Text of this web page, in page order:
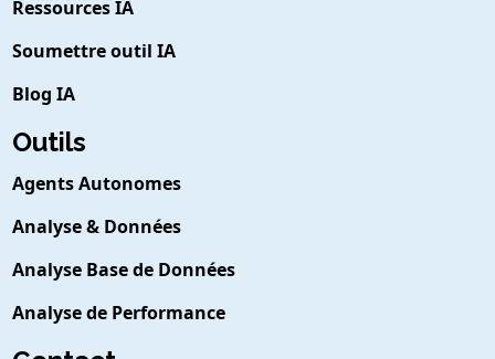
Ressources IA
Soumettre outil IA
Blog IA
Outils
Agents Autonomes
Analyse & Données
Analyse Base de Données
Analyse de Performance